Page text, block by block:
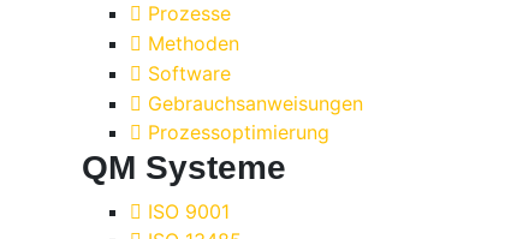
Prozesse
Methoden
Software
Gebrauchsanweisungen
Prozessoptimierung
QM Systeme
ISO 9001